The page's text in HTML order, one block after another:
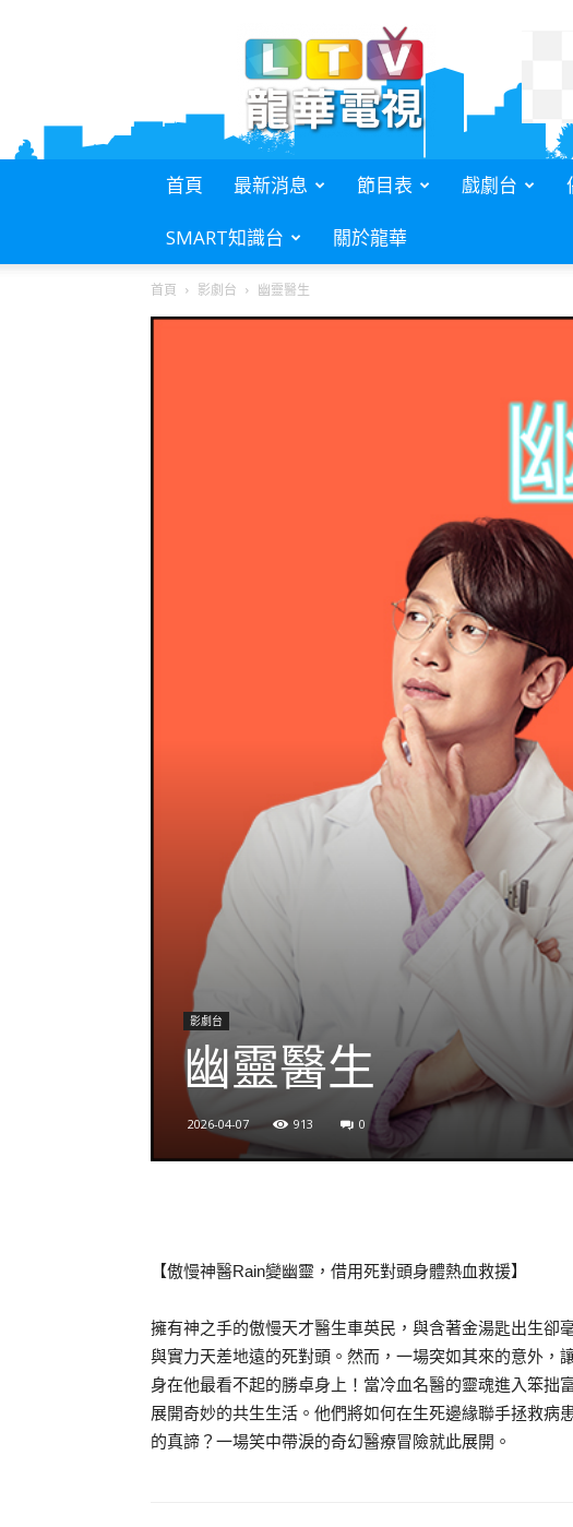
電
首頁 最新消息 節目表 戲劇台
SMART知識台 關於龍華
首頁 影劇台 幽靈醫生
影劇台
幽靈醫生
2026-04-07 913 0
【傲慢神醫Rain變幽靈，借用死對頭身體熱血救援】
擁有神之手的傲慢天才醫生車英民，與含著金湯匙出生卻
與實力天差地遠的死對頭。然而，一場突如其來的意外，
身在他最看不起的勝卓身上！當冷血名醫的靈魂進入笨拙
展開奇妙的共生生活。他們將如何在生死邊緣聯手拯救病
的真諦？一場笑中帶淚的奇幻醫療冒險就此展開。